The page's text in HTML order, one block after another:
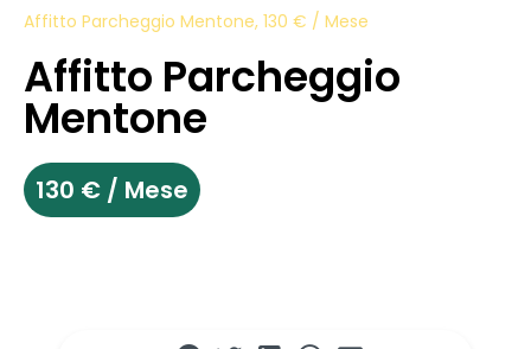
Affitto Parcheggio Mentone, 130 € / Mese
Affitto Parcheggio
Mentone
130 € / Mese